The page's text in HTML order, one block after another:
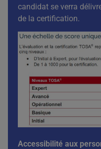
candidat se verra
de la certification.
Accessibilité aux